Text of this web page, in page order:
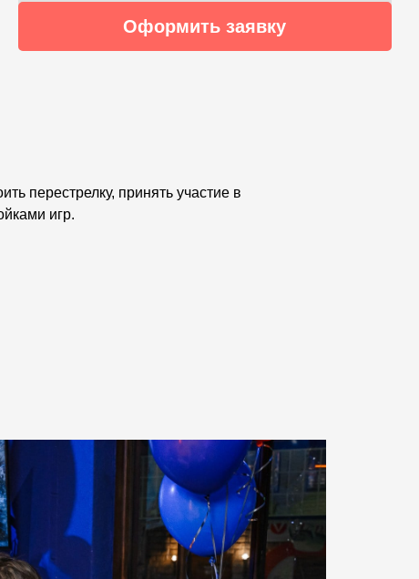
Оформить заявку
перестрелку, принять участие в
игр.